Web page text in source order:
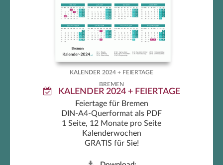
Bremen Kalender 2024 +
Feiertage
KALENDER 2024 + FEIERTAGE
BREMEN
KALENDER 2024 + FEIERTAGE
Feiertage für Bremen
DIN-A4-Querformat als PDF
1 Seite, 12 Monate pro Seite
Kalenderwochen
GRATIS für Sie!